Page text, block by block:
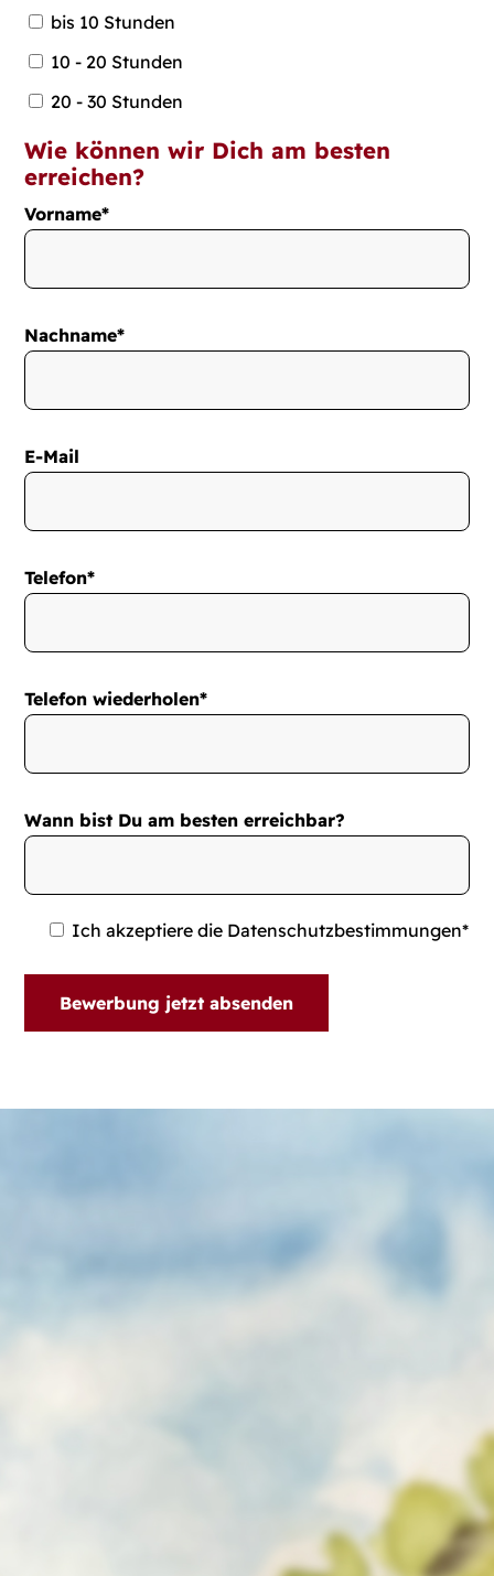
bis 10 Stunden
10 - 20 Stunden
20 - 30 Stunden
Wie können wir Dich am besten
erreichen?
Vorname*
Nachname*
E-Mail
Telefon*
Telefon wiederholen*
Wann bist Du am besten erreichbar?
Ich akzeptiere die Datenschutzbestimmungen*